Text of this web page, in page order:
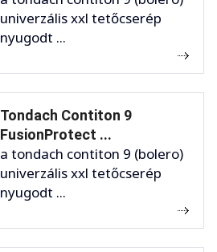
univerzális xxl tetőcserép
nyugodt ...
Tondach Contiton 9
FusionProtect ...
a tondach contiton 9 (bolero)
univerzális xxl tetőcserép
nyugodt ...